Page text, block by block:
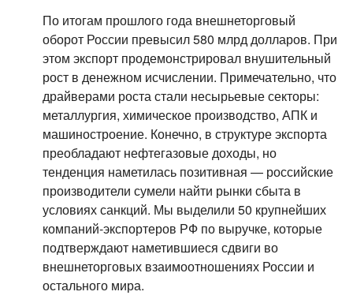
По итогам прошлого года внешнеторговый
оборот России превысил 580 млрд долларов. При
этом экспорт продемонстрировал внушительный
рост в денежном исчислении. Примечательно, что
драйверами роста стали несырьевые секторы:
металлургия, химическое производство, АПК и
машиностроение. Конечно, в структуре экспорта
преобладают нефтегазовые доходы, но
тенденция наметилась позитивная — российские
производители сумели найти рынки сбыта в
условиях санкций. Мы выделили 50 крупнейших
компаний-экспортеров РФ по выручке, которые
подтверждают наметившиеся сдвиги во
внешнеторговых взаимоотношениях России и
остального мира.